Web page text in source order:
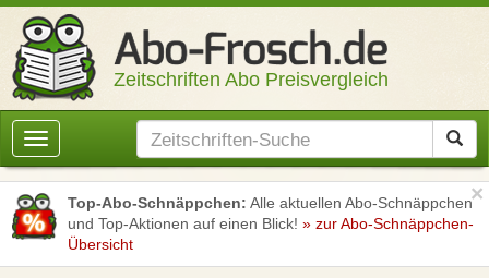
Zeitschriften Abo Preisvergleich
Toggle
navigation
Top-Abo-Schnäppchen: Alle aktuellen Abo-Schnäppchen
und Top-Aktionen auf einen Blick! » zur Abo-Schnäppchen-
Übersicht
×